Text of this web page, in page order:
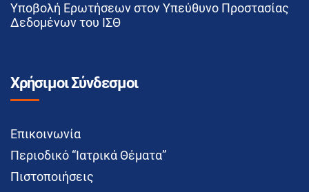
Υποβολή Ερωτήσεων στον Υπεύθυνο Προστασίας
Δεδομένων του ΙΣΘ
Χρήσιμοι Σύνδεσμοι
Επικοινωνία
Περιοδικό “Ιατρικά Θέματα”
Πιστοποιήσεις